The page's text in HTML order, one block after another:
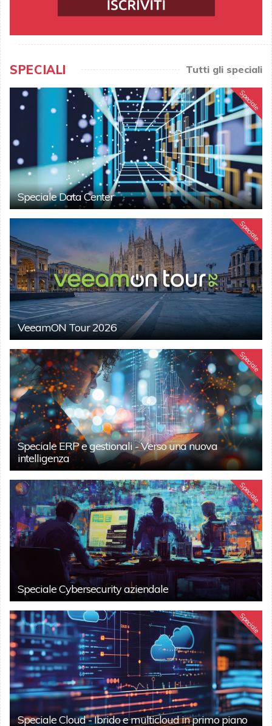
SPECIALI Tutti gli speciali
Speciale
Speciale Data Center
Speciale
VeeamON Tour 2026
Speciale
Speciale ERP e gestionali - Verso una nuova
intelligenza
Speciale
Speciale Cybersecurity aziendale
Speciale
Speciale Cloud - Ibrido e multicloud in primo piano